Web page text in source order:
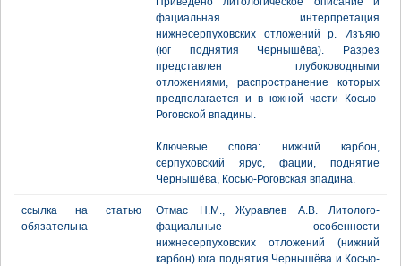
фациальная интерпретация
нижнесерпуховских отложений р. Изъяю
(юг поднятия Чернышёва). Разрез
представлен глубоководными
отложениями, распространение которых
предполагается и в южной части Косью-
Роговской впадины.
Ключевые слова: нижний карбон,
серпуховский ярус, фации, поднятие
Чернышёва, Косью-Роговская впадина.
ссылка на статью
обязательна
Отмас Н.М., Журавлев А.В. Литолого-
фациальные особенности
нижнесерпуховских отложений (нижний
карбон) юга поднятия Чернышёва и Косью-